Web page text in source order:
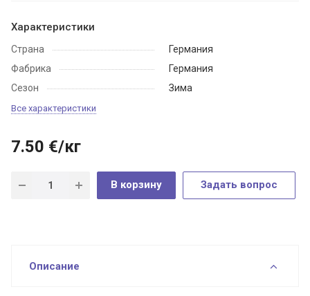
Характеристики
Страна
Германия
Фабрика
Германия
Сезон
Зима
Все характеристики
7.50 €/кг
В корзину Задать вопрос
Описание